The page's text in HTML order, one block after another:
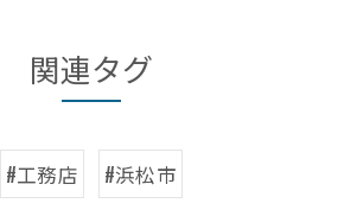
関連タグ
#工務店 #浜松市